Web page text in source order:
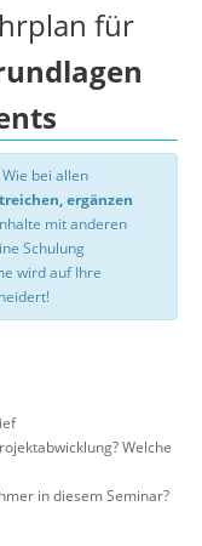
für
Wie bei allen
ergänzen
mit anderen
Schulung
wird auf Ihre
Welche
in diesem Seminar?